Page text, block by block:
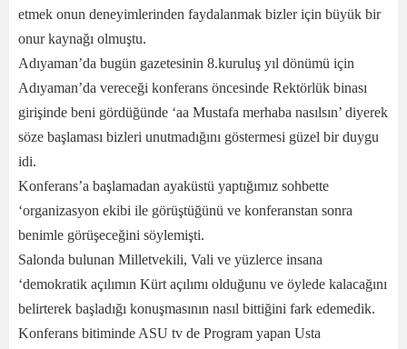
etmek onun deneyimlerinden faydalanmak bizler için büyük bir
onur kaynağı olmuştu.
Adıyaman’da bugün gazetesinin 8.kuruluş yıl dönümü için
Adıyaman’da vereceği konferans öncesinde Rektörlük binası
girişinde beni gördüğünde ‘aa Mustafa merhaba nasılsın’ diyerek
söze başlaması bizleri unutmadığını göstermesi güzel bir duygu
idi.
Konferans’a başlamadan ayaküstü yaptığımız sohbette
‘organizasyon ekibi ile görüştüğünü ve konferanstan sonra
benimle görüşeceğini söylemişti.
Salonda bulunan Milletvekili, Vali ve yüzlerce insana
‘demokratik açılımın Kürt açılımı olduğunu ve öylede kalacağını
belirterek başladığı konuşmasının nasıl bittiğini fark edemedik.
Konferans bitiminde ASU tv de Program yapan Usta